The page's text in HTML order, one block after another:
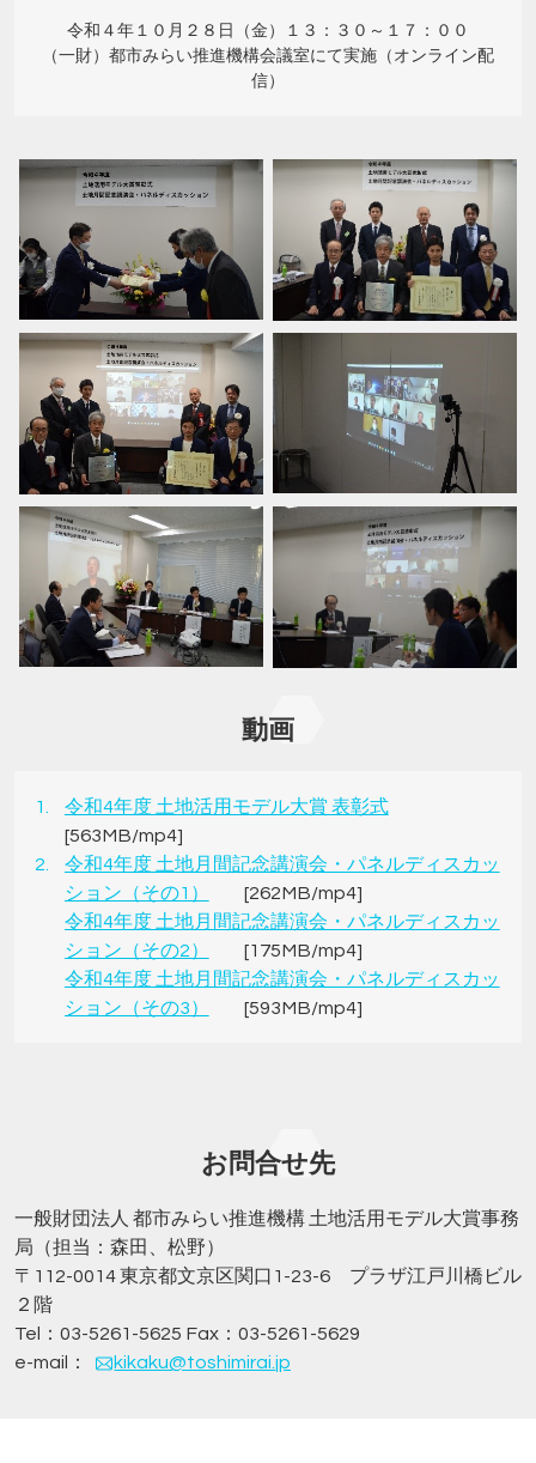
令和４年１０月２８日（金）１３：３０～１７：００
（一財）都市みらい推進機構会議室にて実施（オンライン配
信）
動画
令和4年度 土地活用モデル大賞 表彰式
[563MB/mp4]
令和4年度 土地月間記念講演会・パネルディスカッ
ション（その1）
[262MB/mp4]
令和4年度 土地月間記念講演会・パネルディスカッ
ション（その2）
[175MB/mp4]
令和4年度 土地月間記念講演会・パネルディスカッ
ション（その3）
[593MB/mp4]
お問合せ先
一般財団法人 都市みらい推進機構 土地活用モデル大賞事務
局（担当：森田、松野）
〒112-0014 東京都文京区関口1-23-6 プラザ江戸川橋ビル
２階
Tel：03-5261-5625 Fax：03-5261-5629
e-mail：
kikaku@toshimirai.jp